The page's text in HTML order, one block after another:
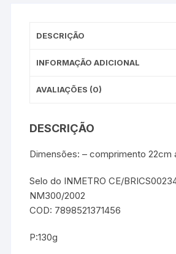
DESCRIÇÃO
INFORMAÇÃO ADICIONAL
AVALIAÇÕES (0)
DESCRIÇÃO
Dimensões: – comprimento 22cm
Selo do INMETRO CE/
NM300/2002
COD: 7898521371456
P:130g